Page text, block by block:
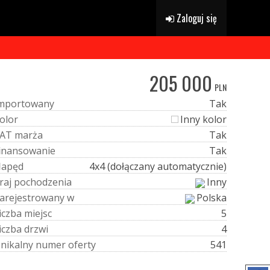
Zaloguj się
205 000 PLN
portowany
Tak
olor
Inny kolor
AT marża
Tak
nansowanie
Tak
apęd
4x4 (dołączany automatycznie)
raj pochodzenia
Inny
arejestrowanyw
Polska
iczba miejsc
5
iczba drzwi
4
nikalny numeroferty 541